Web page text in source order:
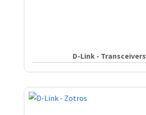
D-Link - Transceivers